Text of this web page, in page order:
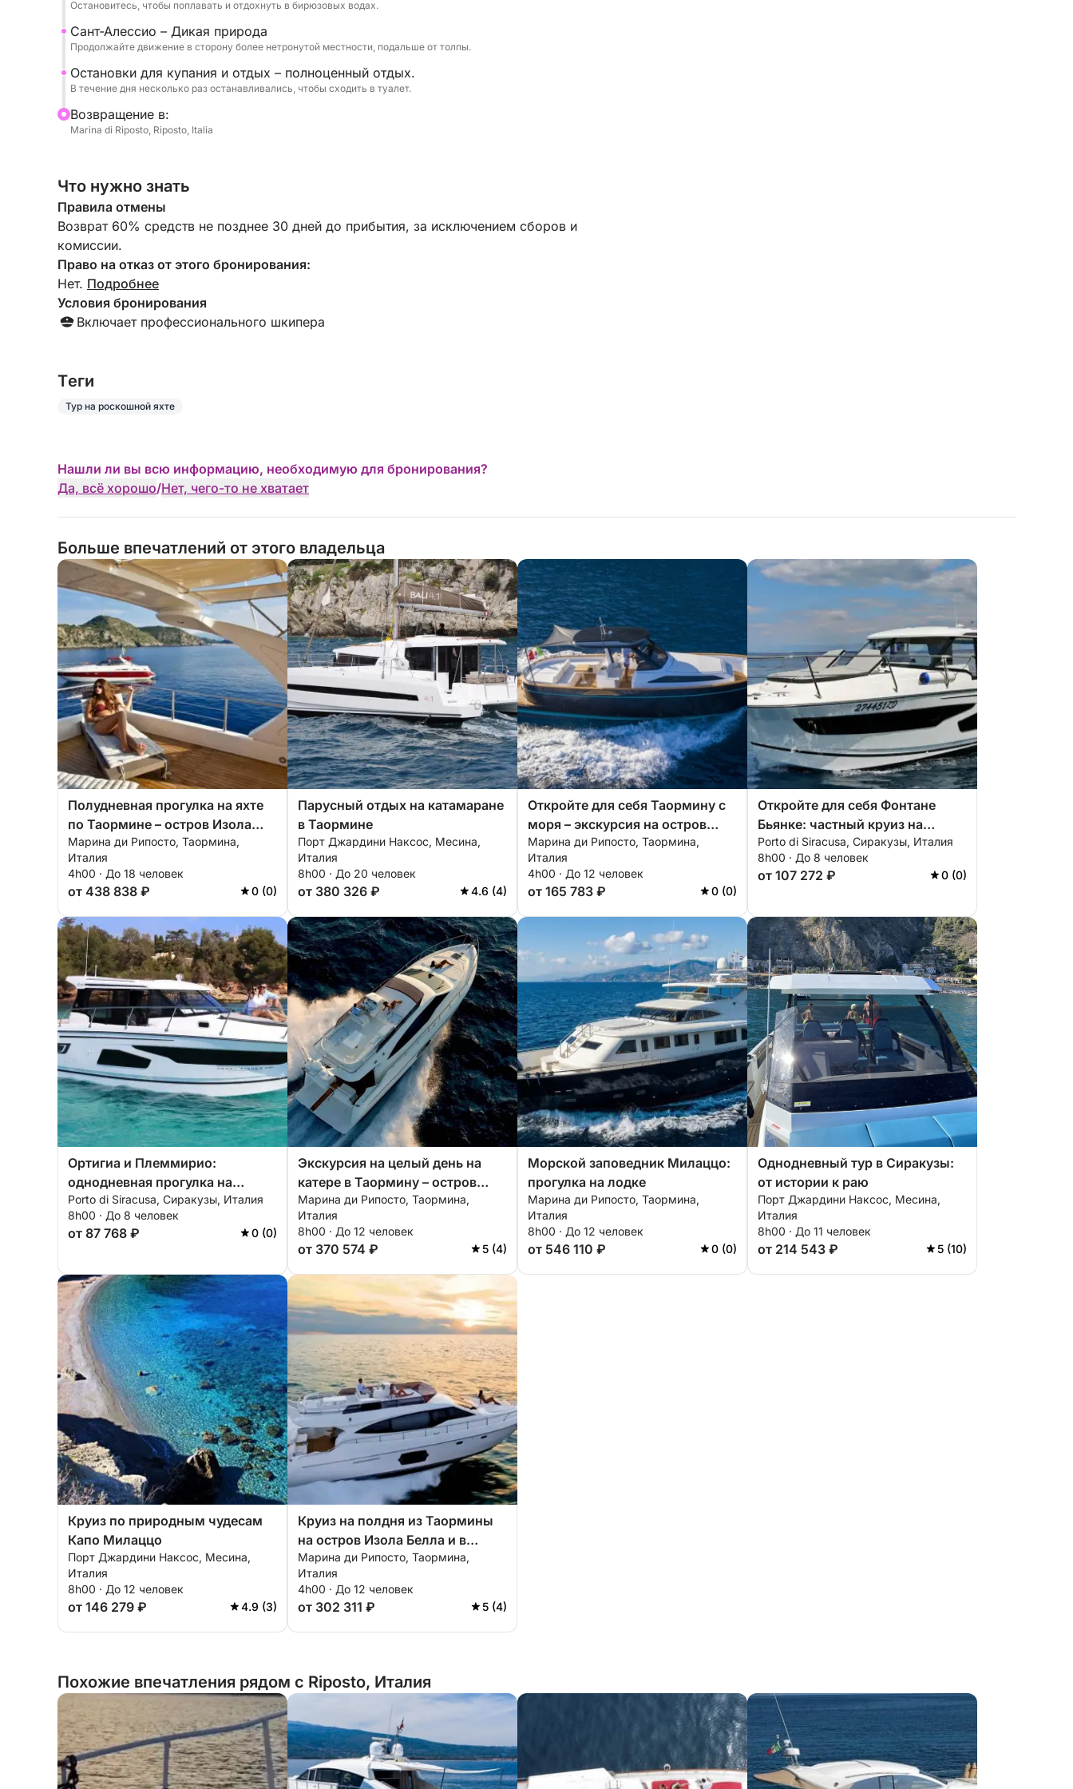
Остановитесь, чтобы поплавать и отдохнуть в бирюзовых водах.
Сант-Алессио – Дикая природа
Продолжайте движение в сторону более нетронутой местности, подальше от толпы.
Остановки для купания и отдых – полноценный отдых.
В течение дня несколько раз останавливались, чтобы сходить в туалет.
Bозвращение в:
Marina di Riposto, Riposto, Italia
Что нужно знать
Правила отмены
Возврат 60% средств не позднее 30 дней до прибытия, за исключением сборов и
комиссии.
Право на отказ от этого бронирования:
Нет. Подробнее
Условия бронирования
Включает профессионального шкипера
Tеги
Тур на роскошной яхте
Нашли ли вы всю информацию, необходимую для бронирования?
Да, всё хорошо/Нет, чего-то не хватает
Больше впечатлений от этого владельца
Полудневная прогулка на яхте
по Таормине – остров Изола
Белла и пещеры.
Марина ди Рипосто, Таормина,
Италия
4h00 · До 18 человек
от 438 838 ₽ 0 (0)
Парусный отдых на катамаране
в Таормине
Порт Джардини Наксос, Месина,
Италия
8h00 · До 20 человек
от 380 326 ₽ 4.6 (4)
Откройте для себя Таормину с
моря – экскурсия на остров
Изола Белла и в пещеры.
Марина ди Рипосто, Таормина,
Италия
4h00 · До 12 человек
от 165 783 ₽ 0 (0)
Откройте для себя Фонтане
Бьянке: частный круиз на
целый день
Porto di Siracusa, Сиракузы, Италия
8h00 · До 8 человек
от 107 272 ₽ 0 (0)
Ортигиа и Племмирио:
однодневная прогулка на
моторной лодке
Porto di Siracusa, Сиракузы, Италия
8h00 · До 8 человек
от 87 768 ₽ 0 (0)
Экскурсия на целый день на
катере в Таормину – остров
Изола Белла и Сант-Алессио
Марина ди Рипосто, Таормина,
Италия
8h00 · До 12 человек
от 370 574 ₽ 5 (4)
Морской заповедник Милаццо:
прогулка на лодке
Марина ди Рипосто, Таормина,
Италия
8h00 · До 12 человек
от 546 110 ₽ 0 (0)
Однодневный тур в Сиракузы:
от истории к раю
Порт Джардини Наксос, Месина,
Италия
8h00 · До 11 человек
от 214 543 ₽ 5 (10)
Круиз по природным чудесам
Капо Милаццо
Порт Джардини Наксос, Месина,
Италия
8h00 · До 12 человек
от 146 279 ₽ 4.9 (3)
Круиз на полдня из Таормины
на остров Изола Белла и в
пещеры.
Марина ди Рипосто, Таормина,
Италия
4h00 · До 12 человек
от 302 311 ₽ 5 (4)
Похожие впечатления рядом с Riposto, Италия